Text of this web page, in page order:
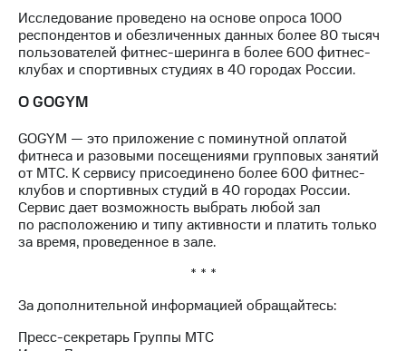
"МТС"
Собрания
акционеров
Личный
кабинет
акционера
капитал
Контроль
и
аудит
Рынок
акций
приобретения
Порядок
выкупа
Исследование проведено на основе опроса 1000
респондентов и обезличенных данных более 80 тысяч
пользователей фитнес-шеринга в более 600 фитнес-
клубах и спортивных студиях в 40 городах России.
О GOGYM
GOGYM — это приложение с поминутной оплатой
фитнеса и разовыми посещениями групповых занятий
от МТС. К сервису присоединено более 600 фитнес-
клубов и спортивных студий в 40 городах России.
Сервис дает возможность выбрать любой зал
по расположению и типу активности и платить только
за время, проведенное в зале.
* * *
За дополнительной информацией обращайтесь:
Пресс-секретарь Группы МТС